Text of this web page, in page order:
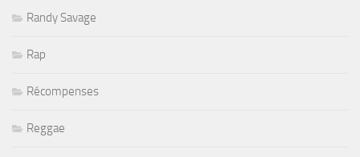
Randy Savage
Rap
Récompenses
Reggae